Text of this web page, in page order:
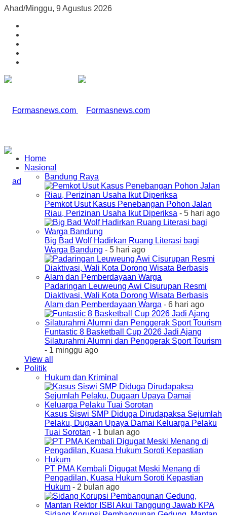
Ahad/Minggu, 9 Agustus 2026
Home
Nasional
Bandung Raya
Pemkot Usut Kasus Penebangan Pohon Jalan
Riau, Perizinan Usaha Ikut Diperiksa - 5 hari ago
Big Bad Wolf Hadirkan Ruang Literasi bagi
Warga Bandung - 5 hari ago
Padaringan Leuweung Awi Cisurupan Resmi
Diaktivasi, Wali Kota Dorong Wisata Berbasis
Alam dan Pemberdayaan Warga - 6 hari ago
Funtastic 8 Basketball Cup 2026 Jadi Ajang
Silaturahmi Alumni dan Penggerak Sport Tourism
- 1 minggu ago
View all
Politik
Hukum dan Kriminal
Kasus Siswi SMP Diduga Dirudapaksa Sejumlah
Pelaku, Dugaan Upaya Damai Keluarga Pelaku
Tuai Sorotan - 1 bulan ago
PT PMA Kembali Digugat Meski Menang di
Pengadilan, Kuasa Hukum Soroti Kepastian
Hukum - 2 bulan ago